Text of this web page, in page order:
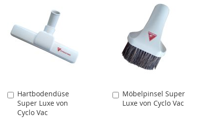
Hartbodendüse
Super Luxe von
Cyclo Vac
In
den
Warenkorb
Möbelpinsel Super
Luxe von Cyclo Vac
In
den